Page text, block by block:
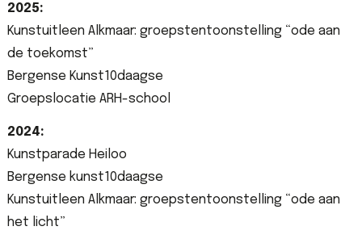
2025:
Kunstuitleen Alkmaar: groepstentoonstelling “ode aan
de toekomst”
Bergense Kunst10daagse
Groepslocatie ARH-school
2024:
Kunstparade Heiloo
Bergense kunst10daagse
Kunstuitleen Alkmaar: groepstentoonstelling “ode aan
het licht”